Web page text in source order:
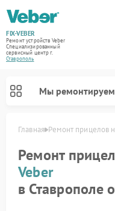
FIX-VEBER
Ремонт устройств Veber
Специализированный
cервисный центр г.
Ставрополь
Мы ремонтируем
Главная Ремонт прицелов
Ремонт
Veber
в Ставрополе